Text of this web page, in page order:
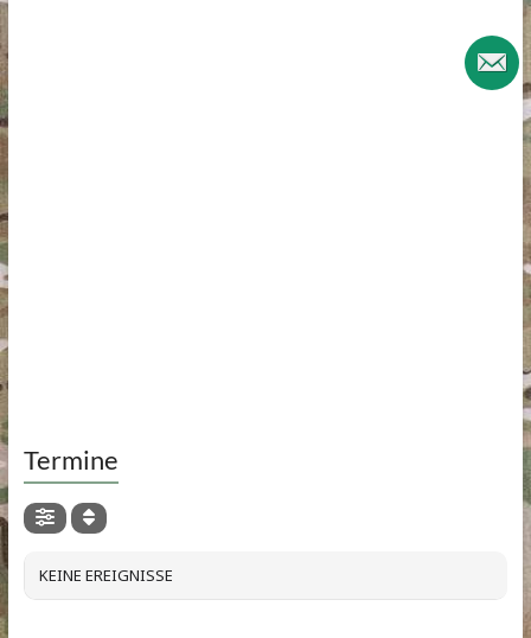
Termine
KEINE EREIGNISSE